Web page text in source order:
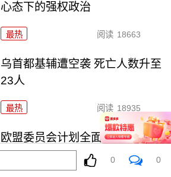
心态下的强权政治
最热 阅读 18663
乌首都基辅遭空袭 死亡人数升至
23人
最热 阅读 18935
欧盟委员会计划全面禁止进口俄
石油天然气
0 0